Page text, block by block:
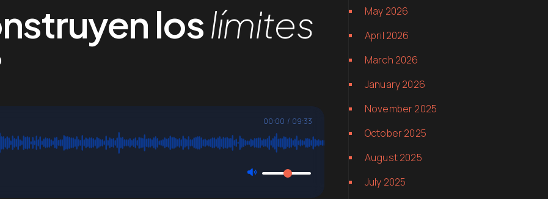
loslímites
00:00 / 09:33
May 2026
April 2026
March 2026
January 2026
November 2025
October 2025
August 2025
July 2025